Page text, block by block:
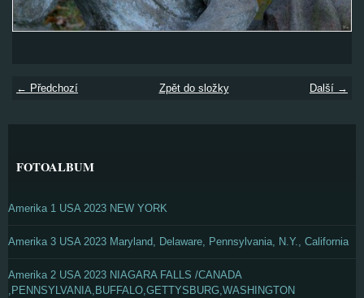
← Předchozí Další →
Zpět do složky
FOTOALBUM
Amerika 1 USA 2023 NEW YORK
Amerika 3 USA 2023 Maryland, Delaware, Pennsylvania, N.Y., California
Amerika 2 USA 2023 NIAGARA FALLS /CANADA
,PENNSYLVANIA,BUFFALO,GETTYSBURG,WASHINGTON